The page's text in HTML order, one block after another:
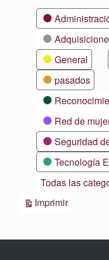
Categorías
General
pasados
Red de
Seguridad
Tecnología
Todas las
ImprimirVistas